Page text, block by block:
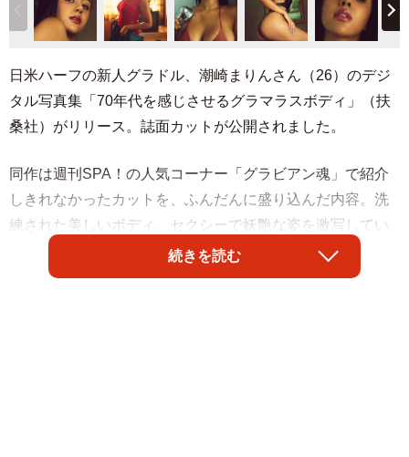
日米ハーフの新人グラドル、潮崎まりんさん（26）のデジ
タル写真集「70年代を感じさせるグラマラスボディ」（扶
桑社）がリリース。誌面カットが公開されました。
同作は週刊SPA！の人気コーナー「グラビアン魂」で紹介
しきれなかったカットを、ふんだんに盛り込んだ内容。洗
練された美しいボディ、セクシーで妖艶な姿を激写してい
続きを読む